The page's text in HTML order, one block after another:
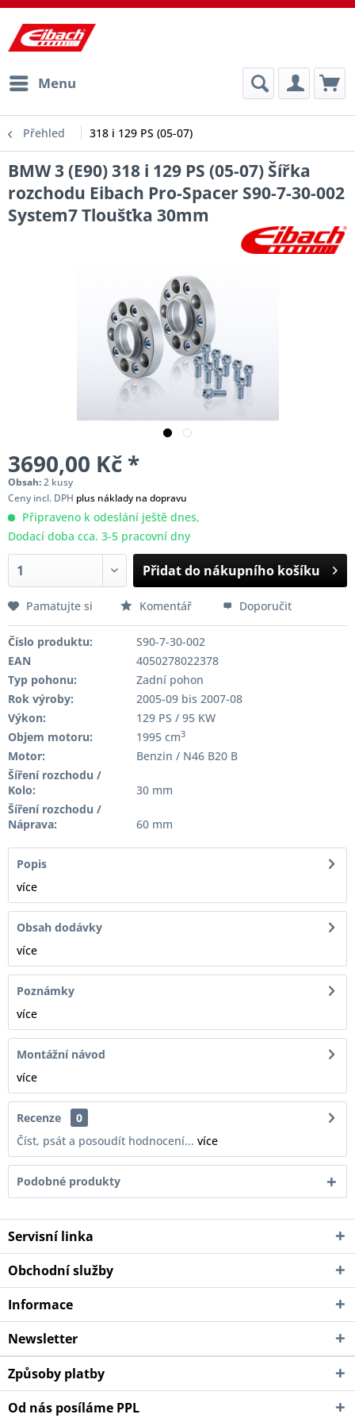
Menu
Přehled 318 i 129 PS (05-07)
BMW 3 (E90) 318 i 129 PS (05-07) Šířka
rozchodu Eibach Pro-Spacer S90-7-30-002
System7 Tloušťka 30mm
3690,00 Kč *
Obsah:2 kusy
Ceny incl. DPH plus náklady na dopravu
Připraveno k odeslání ještě dnes,
Dodací doba cca. 3-5 pracovní dny
Přidat do nákupního košíku
Pamatujte si Komentář Doporučit
Číslo produktu:
S90-7-30-002
EAN
4050278022378
Typ pohonu:
Zadní pohon
Rok výroby:
2005-09 bis 2007-08
Výkon:
129 PS / 95 KW
Objem motoru:
1995 cm3
Motor:
Benzin / N46 B20 B
Šíření rozchodu /
Kolo:
30 mm
Šíření rozchodu /
Náprava:
60 mm
Popis
více
Obsah dodávky
více
Poznámky
více
Montážní návod
více
Recenze
0
Číst, psát a posoudít hodnocení... více
Podobné produkty
Servisní linka
Obchodní služby
Informace
Newsletter
Způsoby platby
Od nás posíláme PPL